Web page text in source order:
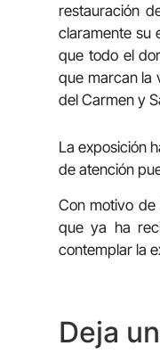
restauración
claramente su
que todo el
que marcan la
del Carmen y
La exposición
de atención
Con motivo de
que ya ha
contemplar la
Deja